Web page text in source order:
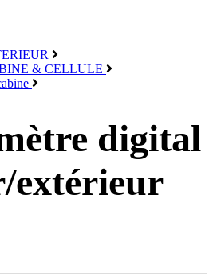
& CELLULE
digital
extérieur